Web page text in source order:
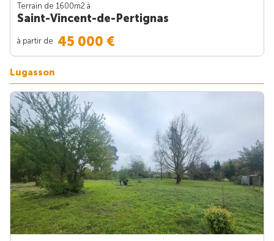
Terrain de 1600m2 à
Saint-Vincent-de-Pertignas
à partir de 45 000 €
Lugasson